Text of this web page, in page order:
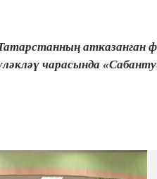
атказанган
чарасында